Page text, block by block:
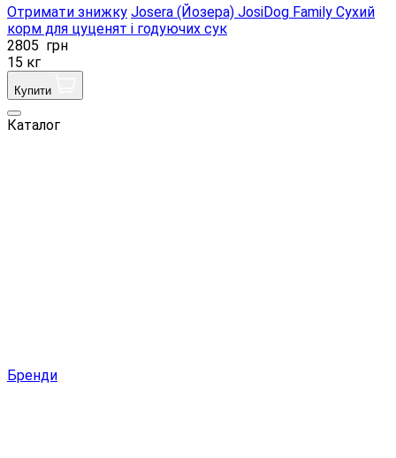
Отримати знижку Josera (Йозера) JosiDog Family Сухий
корм для цуценят і годуючих сук
2805 грн
15 кг
Купити
Каталог
Бренди